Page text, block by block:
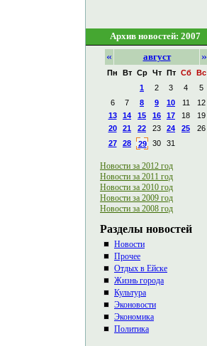
Архив новостей: 2007
« август »
Пн Вт Ср Чт Пт Сб
Вс
1
2 3 4
5
6
7 8 9 10 11
12
13
14 15 16 17 18
19
20
21 22 23 24 25
26
27
28 29 30 31
Новости за 2012 год
Новости за 2011 год
Новости за 2010 год
Новости за 2009 год
Новости за 2008 год
Разделы новостей
Новости
Прочее
Отдых в Ейске
Жизнь города
Культура
Эконовости
Экономика
Политика